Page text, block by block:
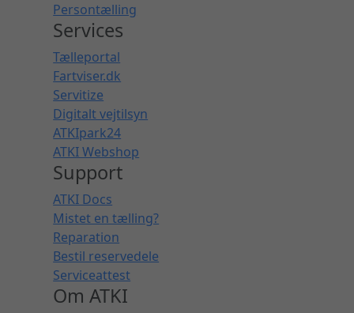
Persontælling
Services
Tælleportal
Fartviser.dk
Servitize
Digitalt vejtilsyn
ATKIpark24
ATKI Webshop
Support
ATKI Docs
Mistet en tælling?
Reparation
Bestil reservedele
Serviceattest
Om ATKI